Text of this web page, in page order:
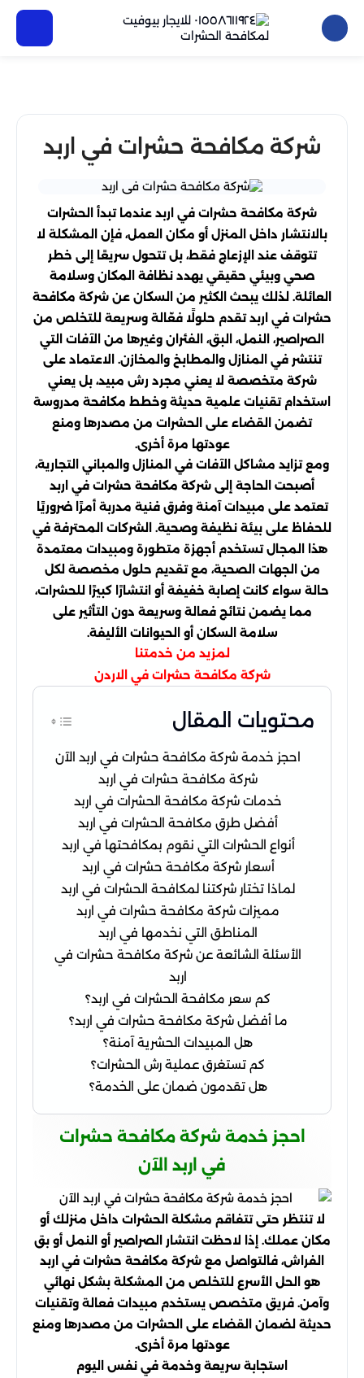
شركة مكافحة حشرات في اربد
شركة مكافحة حشرات في اربد عندما تبدأ الحشرات
بالانتشار داخل المنزل أو مكان العمل، فإن المشكلة لا
تتوقف عند الإزعاج فقط، بل تتحول سريعًا إلى خطر
صحي وبيئي حقيقي يهدد نظافة المكان وسلامة
العائلة. لذلك يبحث الكثير من السكان عن شركة مكافحة
حشرات في اربد تقدم حلولًا فعّالة وسريعة للتخلص من
الصراصير، النمل، البق، الفئران وغيرها من الآفات التي
تنتشر في المنازل والمطابخ والمخازن. الاعتماد على
شركة متخصصة لا يعني مجرد رش مبيد، بل يعني
استخدام تقنيات علمية حديثة وخطط مكافحة مدروسة
تضمن القضاء على الحشرات من مصدرها ومنع
عودتها مرة أخرى.
ومع تزايد مشاكل الآفات في المنازل والمباني التجارية،
أصبحت الحاجة إلى شركة مكافحة حشرات في اربد
تعتمد على مبيدات آمنة وفرق فنية مدربة أمرًا ضروريًا
للحفاظ على بيئة نظيفة وصحية. الشركات المحترفة في
هذا المجال تستخدم أجهزة متطورة ومبيدات معتمدة
من الجهات الصحية، مع تقديم حلول مخصصة لكل
حالة سواء كانت إصابة خفيفة أو انتشارًا كبيرًا للحشرات،
مما يضمن نتائج فعالة وسريعة دون التأثير على
سلامة السكان أو الحيوانات الأليفة.
لمزيد من خدمتنا
شركة مكافحة حشرات في الاردن
محتويات المقال
احجز خدمة شركة مكافحة حشرات في اربد الآن
شركة مكافحة حشرات في اربد
خدمات شركة مكافحة الحشرات في اربد
أفضل طرق مكافحة الحشرات في اربد
أنواع الحشرات التي نقوم بمكافحتها في اربد
أسعار شركة مكافحة حشرات في اربد
لماذا تختار شركتنا لمكافحة الحشرات في اربد
مميزات شركة مكافحة حشرات في اربد
المناطق التي نخدمها في اربد
الأسئلة الشائعة عن شركة مكافحة حشرات في
اربد
كم سعر مكافحة الحشرات في اربد؟
ما أفضل شركة مكافحة حشرات في اربد؟
هل المبيدات الحشرية آمنة؟
كم تستغرق عملية رش الحشرات؟
هل تقدمون ضمان على الخدمة؟
احجز خدمة شركة مكافحة حشرات
في اربد الآن
لا تنتظر حتى تتفاقم مشكلة الحشرات داخل منزلك أو
مكان عملك. إذا لاحظت انتشار الصراصير أو النمل أو بق
الفراش، فالتواصل مع شركة مكافحة حشرات في اربد
هو الحل الأسرع للتخلص من المشكلة بشكل نهائي
وآمن. فريق متخصص يستخدم مبيدات فعالة وتقنيات
حديثة لضمان القضاء على الحشرات من مصدرها ومنع
عودتها مرة أخرى.
استجابة سريعة وخدمة في نفس اليوم